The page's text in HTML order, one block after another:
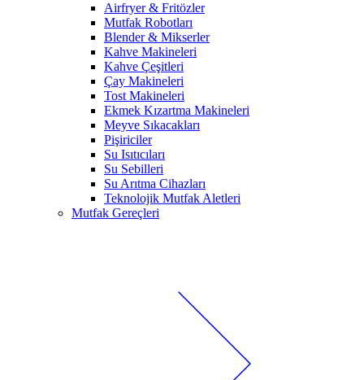
Airfryer & Fritözler
Mutfak Robotları
Blender & Mikserler
Kahve Makineleri
Kahve Çeşitleri
Çay Makineleri
Tost Makineleri
Ekmek Kızartma Makineleri
Meyve Sıkacakları
Pişiriciler
Su Isıtıcıları
Su Sebilleri
Su Arıtma Cihazları
Teknolojik Mutfak Aletleri
Mutfak Gereçleri